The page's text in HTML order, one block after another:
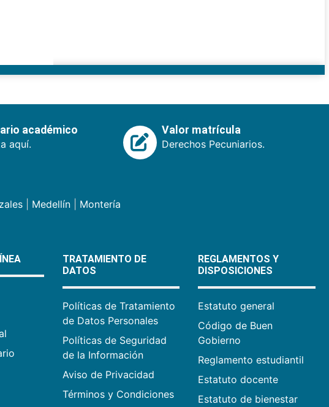
académico
aquí.
Valor matrícula
Derechos Pecuniarios.
| Medellín| Montería
TRATAMIENTO DE
DATOS
Políticas de Tratamiento
de Datos Personales
Políticas de Seguridad
de la Información
Aviso de Privacidad
Términos y Condiciones
REGLAMENTOS Y
DISPOSICIONES
Estatuto general
Código de Buen
Gobierno
Reglamento estudiantil
Estatuto docente
Estatuto de bienestar